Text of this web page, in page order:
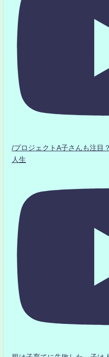
/プロジェクトA子さんも注
人生